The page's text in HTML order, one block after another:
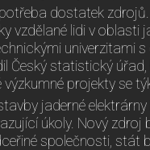
dostatek
vzdělané lidi v oblasti
univerzitami
Český statistický
výzkumné projekty se
jaderné
úkoly. Nový
společnosti, stát